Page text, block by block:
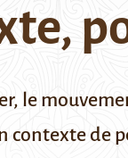
le
contexte de